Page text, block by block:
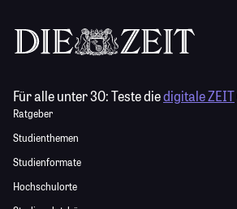
Für alle unter 30:Teste diedigitale ZEIT
Ratgeber
Studienthemen
Studienformate
Hochschulorte